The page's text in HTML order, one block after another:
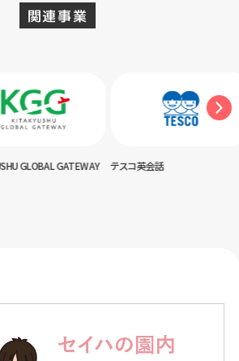
関連事業
テスコ英会話 神田外語キッズクラブ